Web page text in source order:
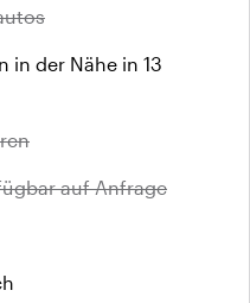
in der Nähe in 13
auf Anfrage